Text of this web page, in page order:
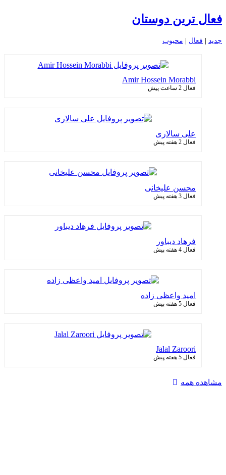
فعال ترین دوستان
جدید | فعال | محبوب
Amir Hossein Morabbi
فعال 2 ساعت پیش
علی سالاری
فعال 2 هفته پیش
محسن علیخانی
فعال 3 هفته پیش
فرهاد دیباور
فعال 4 هفته پیش
امید واعظی زاده
فعال 5 هفته پیش
Jalal Zaroori
فعال 5 هفته پیش
مشاهده همه